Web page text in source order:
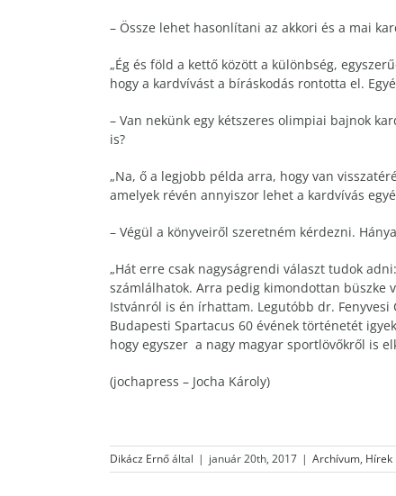
– Össze lehet hasonlítani az akkori és a mai
„Ég és föld a kettő között a különbség,
hogy a kardvívást a bíráskodás rontotta el.
– Van nekünk egy kétszeres olimpiai bajnok
is?
„Na, ő a legjobb példa arra, hogy van
amelyek révén annyiszor lehet a kardvívás
– Végül a könyveiről szeretném kérdezni.
„Hát erre csak nagyságrendi választ tudok
számlálhatok. Arra pedig kimondottan büszke
Istvánról is én írhattam. Legutóbb dr.
Budapesti Spartacus 60 évének történetét
hogy egyszer a nagy magyar sportlövőkről is
(jochapress – Jocha Károly)
Dikácz Ernőáltal | január 20th, 2017 | Archívum, Hírek